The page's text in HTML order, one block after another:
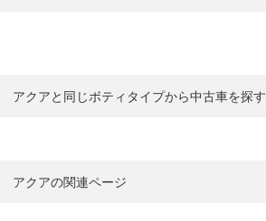
アクアと同じボティタイプから中古車を探す
アクアの関連ページ